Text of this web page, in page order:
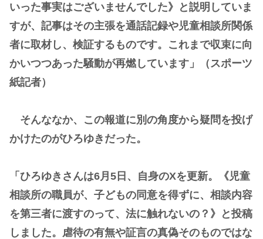
いった事実はございませんでした》と説明していま
すが、記事はその主張を通話記録や児童相談所関係
者に取材し、検証するものです。これまで収束に向
かいつつあった騒動が再燃しています」（スポーツ
紙記者）
そんななか、この報道に別の角度から疑問を投げ
かけたのがひろゆきだった。
「ひろゆきさんは6月5日、自身のXを更新。《児童
相談所の職員が、子どもの同意を得ずに、相談内容
を第三者に渡すのって、法に触れないの？》と投稿
しました。虐待の有無や証言の真偽そのものではな